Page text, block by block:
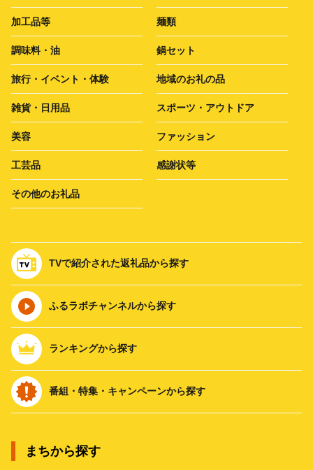
加工品等 麺類
調味料・油 鍋セット
旅行・イベント・体験 地域のお礼の品
雑貨・日用品 スポーツ・アウトドア
美容 ファッション
工芸品 感謝状等
その他のお礼品
TVで紹介された返礼品から探す
ふるラボチャンネルから探す
ランキングから探す
番組・特集・キャンペーンから探す
まちから探す